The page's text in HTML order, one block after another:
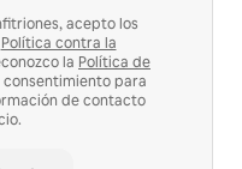
acepto los
Política contra la
la Política de
para
de contacto